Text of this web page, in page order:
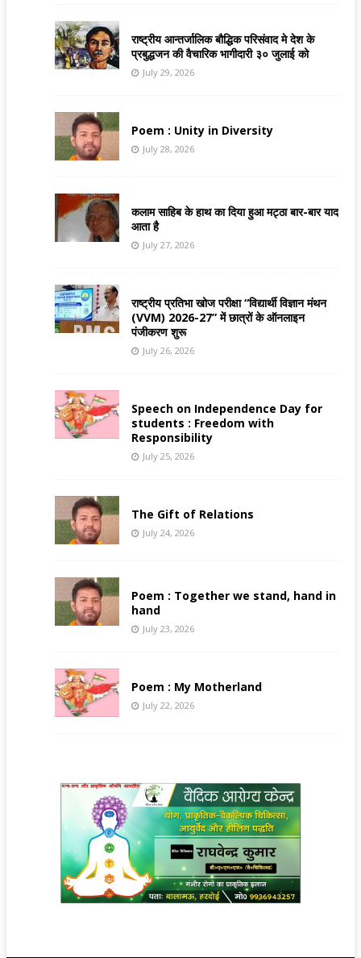
राष्ट्रीय आन्तर्जालिक बौद्धिक परिसंवाद मे देश के
प्रबुद्धजन की वैचारिक भागीदारी ३० जुलाई को
July 29, 2026
Poem : Unity in Diversity
July 28, 2026
कलाम साहिब के हाथ का दिया हुआ मट्ठा बार-बार याद
आता है
July 27, 2026
राष्ट्रीय प्रतिभा खोज परीक्षा “विद्यार्थी विज्ञान मंथन
(VVM) 2026-27” में छात्रों के ऑनलाइन
पंजीकरण शुरू
July 26, 2026
Speech on Independence Day for
students : Freedom with
Responsibility
July 25, 2026
The Gift of Relations
July 24, 2026
Poem : Together we stand, hand in
hand
July 23, 2026
Poem : My Motherland
July 22, 2026